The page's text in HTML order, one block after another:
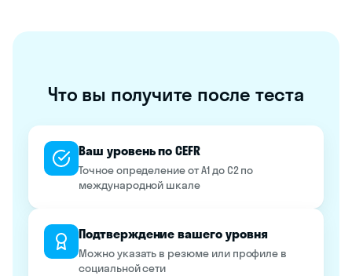
Что вы получите после теста
Ваш уровень по CEFR
Точное определение от A1 до C2 по
международной шкале
Подтверждение вашего уровня
Можно указать в резюме или профиле в
социальной сети